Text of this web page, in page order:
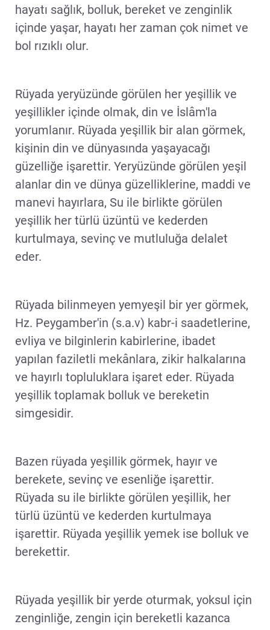
hayatı sağlık, bolluk, bereket ve zenginlik
içinde yaşar, hayatı her zaman çok nimet ve
bol rızıklı olur.
Rüyada yeryüzünde görülen her yeşillik ve
yeşillikler içinde olmak, din ve İslâm'la
yorumlanır. Rüyada yeşillik bir alan görmek,
kişinin din ve dünyasında yaşayacağı
güzelliğe işarettir. Yeryüzünde görülen yeşil
alanlar din ve dünya güzelliklerine, maddi ve
manevi hayırlara, Su ile birlikte görülen
yeşillik her türlü üzüntü ve kederden
kurtulmaya, sevinç ve mutluluğa delalet
eder.
Rüyada bilinmeyen yemyeşil bir yer görmek,
Hz. Peygamber'in (s.a.v) kabr-i saadetlerine,
evliya ve bilginlerin kabirlerine, ibadet
yapılan faziletli mekânlara, zikir halkalarına
ve hayırlı topluluklara işaret eder. Rüyada
yeşillik toplamak bolluk ve bereketin
simgesidir.
Bazen rüyada yeşillik görmek, hayır ve
berekete, sevinç ve esenliğe işarettir.
Rüyada su ile birlikte görülen yeşillik, her
türlü üzüntü ve kederden kurtulmaya
işarettir. Rüyada yeşillik yemek ise bolluk ve
berekettir.
Rüyada yeşillik bir yerde oturmak, yoksul için
zenginliğe, zengin için bereketli kazanca